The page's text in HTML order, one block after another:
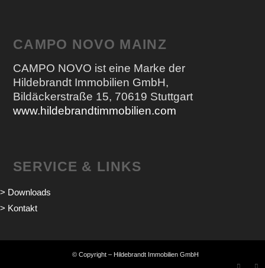
CAMPO NOVO MAINZ
CAMPO NOVO ist eine Marke der
Hildebrandt Immobilien GmbH,
Bildäckerstraße 15, 70619 Stuttgart
www.hildebrandtimmobilien.com
SERVICE & LINKS
> Downloads
> Kontakt
© Copyright – Hildebrandt Immobilien GmbH